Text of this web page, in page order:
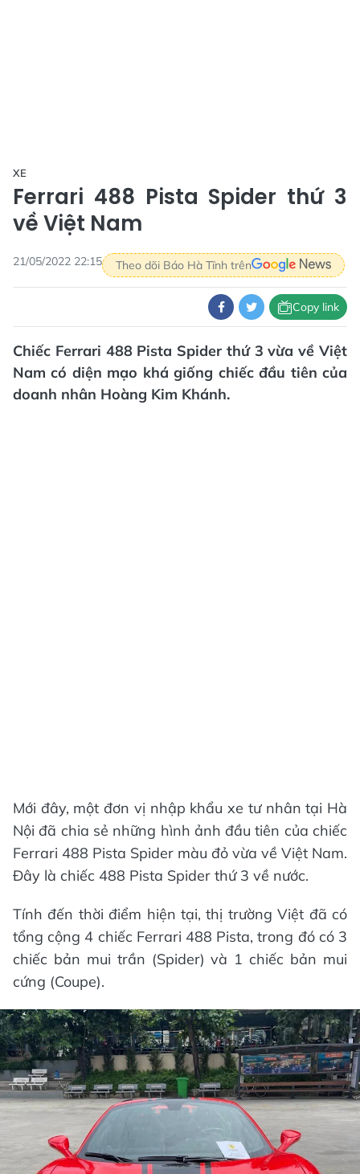
XE
Ferrari 488 Pista Spider thứ 3
về Việt Nam
21/05/2022 22:15 Theo dõi Báo Hà Tĩnh trên
Copy link
Chiếc Ferrari 488 Pista Spider thứ 3 vừa về Việt
Nam có diện mạo khá giống chiếc đầu tiên của
doanh nhân Hoàng Kim Khánh.
Mới đây, một đơn vị nhập khẩu xe tư nhân tại Hà
Nội đã chia sẻ những hình ảnh đầu tiên của chiếc
Ferrari 488 Pista Spider màu đỏ vừa về Việt Nam.
Đây là chiếc 488 Pista Spider thứ 3 về nước.
Tính đến thời điểm hiện tại, thị trường Việt đã có
tổng cộng 4 chiếc Ferrari 488 Pista, trong đó có 3
chiếc bản mui trần (Spider) và 1 chiếc bản mui
cứng (Coupe).